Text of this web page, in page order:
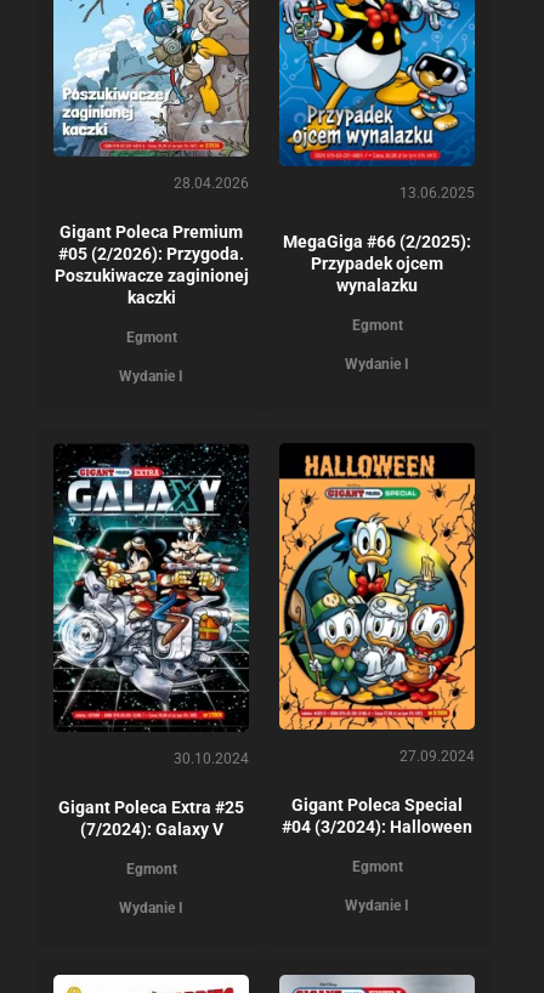
28.04.2026
Gigant Poleca Premium
#05 (2/2026): Przygoda.
Poszukiwacze zaginionej
kaczki
Egmont
Wydanie I
13.06.2025
MegaGiga #66 (2/2025):
Przypadek ojcem
wynalazku
Egmont
Wydanie I
30.10.2024
Gigant Poleca Extra #25
(7/2024): Galaxy V
Egmont
Wydanie I
27.09.2024
Gigant Poleca Special
#04 (3/2024): Halloween
Egmont
Wydanie I